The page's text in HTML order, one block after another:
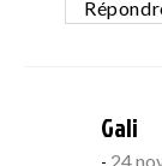
Gali
24